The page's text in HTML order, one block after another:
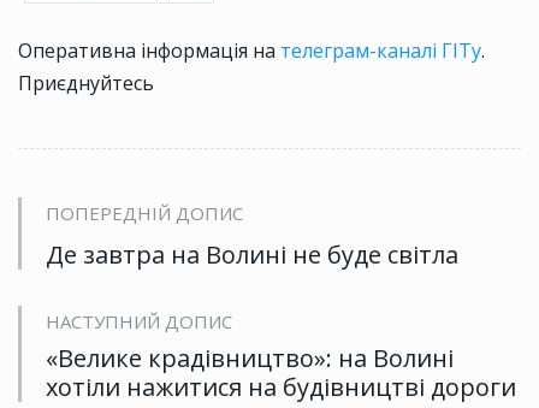
Оперативна інформація на телеграм-каналі ГІТу.
Приєднуйтесь
ПОПЕРЕДНІЙ ДОПИС
Де завтра на Волині не буде світла
НАСТУПНИЙ ДОПИС
«Велике крадівництво»: на Волині
хотіли нажитися на будівництві дороги